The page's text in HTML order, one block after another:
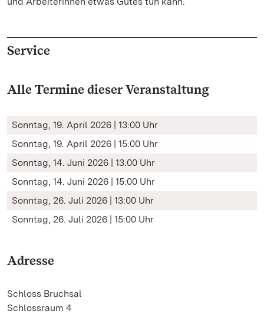
Service
Alle Termine dieser Veranstaltung
Sonntag, 19. April 2026 | 13:00 Uhr
Sonntag, 19. April 2026 | 15:00 Uhr
Sonntag, 14. Juni 2026 | 13:00 Uhr
Sonntag, 14. Juni 2026 | 15:00 Uhr
Sonntag, 26. Juli 2026 | 13:00 Uhr
Sonntag, 26. Juli 2026 | 15:00 Uhr
Adresse
Schloss Bruchsal
Schlossraum 4